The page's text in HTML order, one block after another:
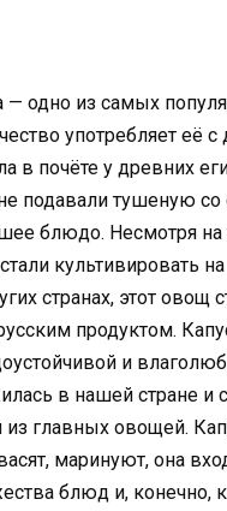
— одно из самых
употребляет её
в почёте у древних
подавали тушеную
блюдо. Несмотря на
культивировать
странах, этот овощ
продуктом.
и
в нашей стране и
из главных овощей.
маринуют, она
блюд и, конечно,